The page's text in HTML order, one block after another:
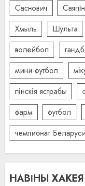
Саснович
Саяпін
Хмыль
Шульга
волейбол
мини-футбол
пінскія ястрабы
фарм
футбол
чемпионат Беларуси
НАВІНЫ ХАКЕЯ